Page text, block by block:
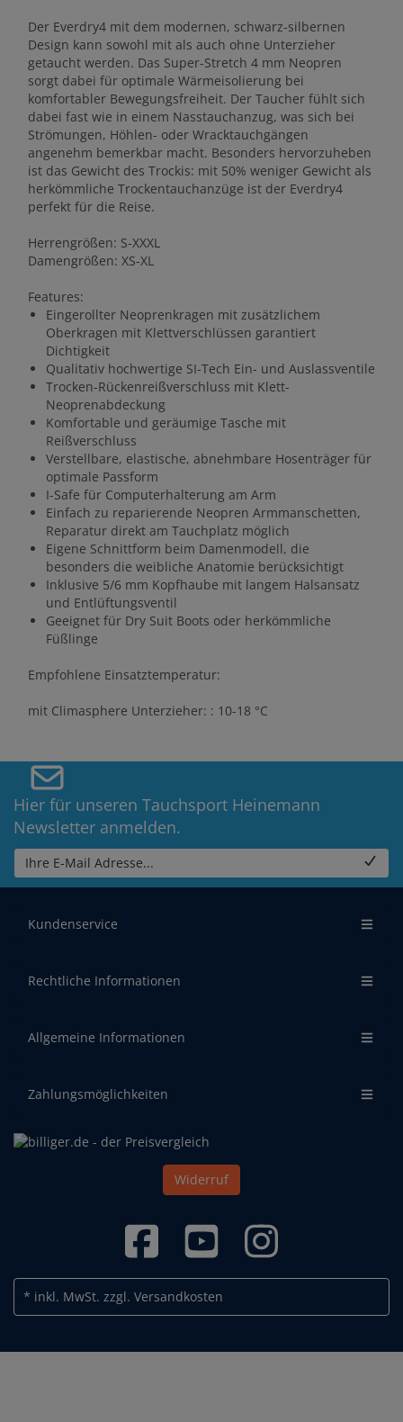
Der Everdry4 mit dem modernen, schwarz-silbernen
Design kann sowohl mit als auch ohne Unterzieher
getaucht werden. Das Super-Stretch 4 mm Neopren
sorgt dabei für optimale Wärmeisolierung bei
komfortabler Bewegungsfreiheit. Der Taucher fühlt sich
dabei fast wie in einem Nasstauchanzug, was sich bei
Strömungen, Höhlen- oder Wracktauchgängen
angenehm bemerkbar macht. Besonders hervorzuheben
ist das Gewicht des Trockis: mit 50% weniger Gewicht als
herkömmliche Trockentauchanzüge ist der Everdry4
perfekt für die Reise.
Herrengrößen: S-XXXL
Damengrößen: XS-XL
Features:
Eingerollter Neoprenkragen mit zusätzlichem
Oberkragen mit Klettverschlüssen garantiert
Dichtigkeit
Qualitativ hochwertige SI-Tech Ein- und Auslassventile
Trocken-Rückenreißverschluss mit Klett-
Neoprenabdeckung
Komfortable und geräumige Tasche mit
Reißverschluss
Verstellbare, elastische, abnehmbare Hosenträger für
optimale Passform
I-Safe für Computerhalterung am Arm
Einfach zu reparierende Neopren Armmanschetten,
Reparatur direkt am Tauchplatz möglich
Eigene Schnittform beim Damenmodell, die
besonders die weibliche Anatomie berücksichtigt
Inklusive 5/6 mm Kopfhaube mit langem Halsansatz
und Entlüftungsventil
Geeignet für Dry Suit Boots oder herkömmliche
Füßlinge
Empfohlene Einsatztemperatur:
mit Climasphere Unterzieher: : 10-18 °C
Hier für unseren Tauchsport Heinemann
Newsletter anmelden.
Ihre E-Mail Adresse...
Kundenservice
Rechtliche Informationen
Allgemeine Informationen
Zahlungsmöglichkeiten
Widerruf
* inkl. MwSt. zzgl. Versandkosten